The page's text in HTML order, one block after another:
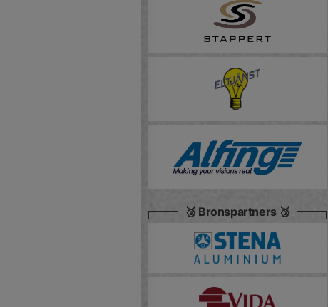
🥉 Bronspartners 🥉